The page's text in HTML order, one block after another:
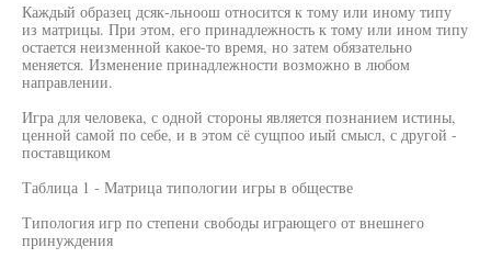
Каждый образец дсяк-льноош относится к тому или иному типу
из матрицы. При этом, его принадлежность к тому или ином типу
остается неизменной какое-то время, но затем обязательно
меняется. Изменение принадлежности возможно в любом
направлении.
Игра для человека, с одной стороны является познанием истины,
ценной самой по себе, и в этом сё сущпоо иый смысл, с другой -
поставщиком
Таблица 1 - Матрица типологии игры в обществе
Типология игр по степени свободы играющего от внешнего
принуждения